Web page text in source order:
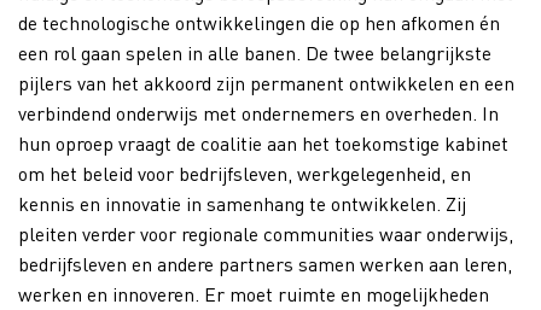
de technologische ontwikkelingen die op hen afkomen én
een rol gaan spelen in alle banen. De twee belangrijkste
pijlers van het akkoord zijn permanent ontwikkelen en een
verbindend onderwijs met ondernemers en overheden. In
hun oproep vraagt de coalitie aan het toekomstige kabinet
om het beleid voor bedrijfsleven, werkgelegenheid, en
kennis en innovatie in samenhang te ontwikkelen. Zij
pleiten verder voor regionale communities waar onderwijs,
bedrijfsleven en andere partners samen werken aan leren,
werken en innoveren. Er moet ruimte en mogelijkheden